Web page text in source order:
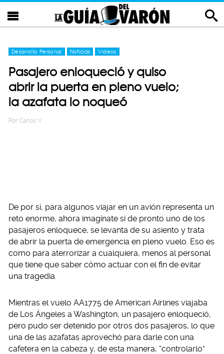
Desarrollo Personal Noticias Videos
Pasajero enloqueció y quiso
abrir la puerta en pleno vuelo;
la azafata lo noqueó
Por Carlos Y
De por sí, para algunos viajar en un avión representa un
reto enorme, ahora imagínate si de pronto uno de los
pasajeros enloquece, se levanta de su asiento y trata
de abrir la puerta de emergencia en pleno vuelo. Eso es
como para aterrorizar a cualquiera, menos al personal
que tiene que saber cómo actuar con el fin de evitar
una tragedia.
Mientras el vuelo AA1775 de American Airlines viajaba
de Los Ángeles a Washington, un pasajero enloqueció,
pero pudo ser detenido por otros dos pasajeros, lo que
una de las azafatas aprovechó para darle con una
cafetera en la cabeza y, de esta manera, “controlarlo”